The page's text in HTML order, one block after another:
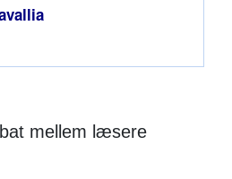
mellem læsere